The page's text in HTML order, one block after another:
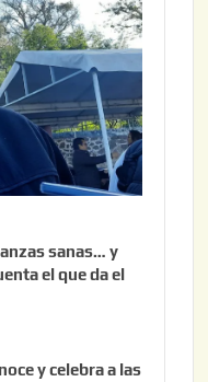
sanas… y
el que da el
y celebra a las